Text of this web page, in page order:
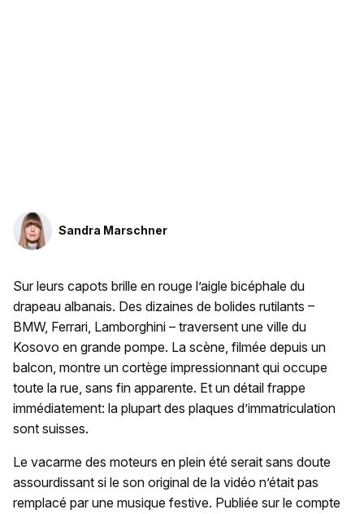
Sandra Marschner
Sur leurs capots brille en rouge l’aigle bicéphale du
drapeau albanais. Des dizaines de bolides rutilants –
BMW, Ferrari, Lamborghini – traversent une ville du
Kosovo en grande pompe. La scène, filmée depuis un
balcon, montre un cortège impressionnant qui occupe
toute la rue, sans fin apparente. Et un détail frappe
immédiatement: la plupart des plaques d’immatriculation
sont suisses.
Le vacarme des moteurs en plein été serait sans doute
assourdissant si le son original de la vidéo n’était pas
remplacé par une musique festive. Publiée sur le compte